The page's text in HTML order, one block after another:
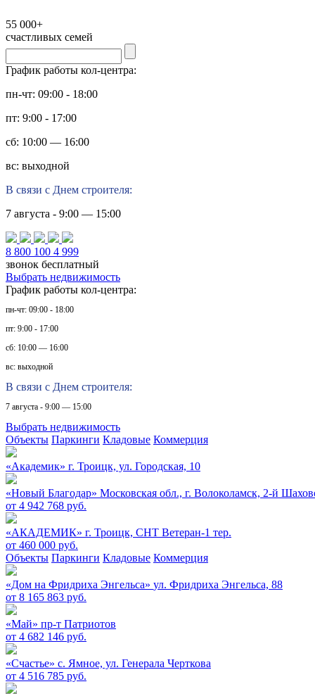
55 000+
счастливых семей
График работы кол-центра:
пн-чт: 09:00 - 18:00
пт: 9:00 - 17:00
сб: 10:00 — 16:00
вс: выходной
В связи с Днем строителя:
7 августа - 9:00 — 15:00
8 800 100 4 999
звонок бесплатный
Выбрать недвижимость
График работы кол-центра:
пн-чт: 09:00 - 18:00
пт: 9:00 - 17:00
сб: 10:00 — 16:00
вс: выходной
В связи с Днем строителя:
7 августа - 9:00 — 15:00
Выбрать недвижимость
Объекты Паркинги Кладовые Коммерция
«Академик» г. Троицк, ул. Городская, 10
«Новый Благодар» Московская обл., г. Волоколамск, 2-й
от 4 942 768 руб.
«АКАДЕМИК» г. Троицк, СНТ Ветеран-1 тер.
от 460 000 руб.
Объекты Паркинги Кладовые Коммерция
«Дом на Фридриха Энгельса» ул. Фридриха Энгельса, 88
от 8 165 863 руб.
«Май» пр-т Патриотов
от 4 682 146 руб.
«Счастье» c. Ямное, ул. Генерала Черткова
от 4 516 785 руб.